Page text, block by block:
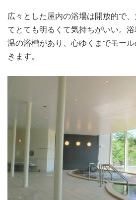
広々とした屋内の浴場は開放的で
てとても明るくて気持ちがいい。
温の浴槽があり、心ゆくまでモー
きます。